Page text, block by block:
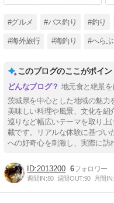
#グルメ #バス釣り #釣り
#海外旅行 #海釣り #へら
このブログのここがポイン
地元食と絶景
茨城県を中心とした地域の魅力
美味しい料理や風景、文化を紹
巡りなど幅広いテーマを取り上
載です。リアルな体験に基づい
への好奇心を刺激し、実際に訪
2013200 6
週間IN:80 週間OUT:90 月間IN: